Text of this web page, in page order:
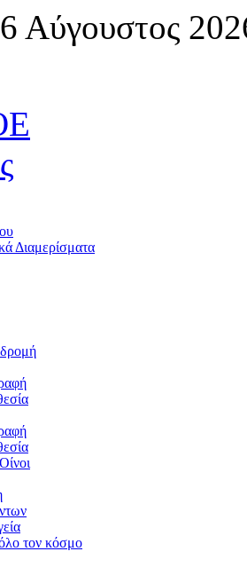
Αύγουστος
Διαμερίσματα
τον κόσμο